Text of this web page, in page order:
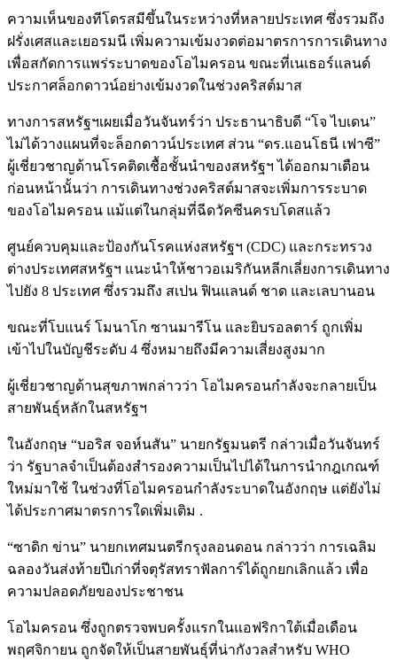
ความเห็นของทีโดรสมีขึ้นในระหว่างที่หลายประเทศ ซึ่งรวมถึง
ฝรั่งเศสและเยอรมนี เพิ่มความเข้มงวดต่อมาตรการการเดินทาง
เพื่อสกัดการแพร่ระบาดของโอไมครอน ขณะที่เนเธอร์แลนด์
ประกาศล็อกดาวน์อย่างเข้มงวดในช่วงคริสต์มาส
ทางการสหรัฐฯเผยเมื่อวันจันทร์ว่า ประธานาธิบดี “โจ ไบเดน”
ไม่ได้วางแผนที่จะล็อกดาวน์ประเทศ ส่วน “ดร.แอนโธนี เฟาซี”
ผู้เชี่ยวชาญด้านโรคติดเชื้อชั้นนำของสหรัฐฯ ได้ออกมาเตือน
ก่อนหน้านั้นว่า การเดินทางช่วงคริสต์มาสจะเพิ่มการระบาด
ของโอไมครอน แม้แต่ในกลุ่มที่ฉีดวัคซีนครบโดสแล้ว
ศูนย์ควบคุมและป้องกันโรคแห่งสหรัฐฯ (CDC) และกระทรวง
ต่างประเทศสหรัฐฯ แนะนำให้ชาวอเมริกันหลีกเลี่ยงการเดินทาง
ไปยัง 8 ประเทศ ซึ่งรวมถึง สเปน ฟินแลนด์ ชาด และเลบานอน
ขณะที่โบแนร์ โมนาโก ซานมารีโน และยิบรอลตาร์ ถูกเพิ่ม
เข้าไปในบัญชีระดับ 4 ซึ่งหมายถึงมีความเสี่ยงสูงมาก
ผู้เชี่ยวชาญด้านสุขภาพกล่าวว่า โอไมครอนกำลังจะกลายเป็น
สายพันธุ์หลักในสหรัฐฯ
ในอังกฤษ “บอริส จอห์นสัน” นายกรัฐมนตรี กล่าวเมื่อวันจันทร์
ว่า รัฐบาลจำเป็นต้องสำรองความเป็นไปได้ในการนำกฎเกณฑ์
ใหม่มาใช้ ในช่วงที่โอไมครอนกำลังระบาดในอังกฤษ แต่ยังไม่
ได้ประกาศมาตรการใดเพิ่มเติม .
“ซาดิก ข่าน” นายกเทศมนตรีกรุงลอนดอน กล่าวว่า การเฉลิม
ฉลองวันส่งท้ายปีเก่าที่จตุรัสทราฟัลการ์ได้ถูกยกเลิกแล้ว เพื่อ
ความปลอดภัยของประชาชน
โอไมครอน ซึ่งถูกตรวจพบครั้งแรกในแอฟริกาใต้เมื่อเดือน
พฤศจิกายน ถูกจัดให้เป็นสายพันธุ์ที่น่ากังวลสำหรับ WHO